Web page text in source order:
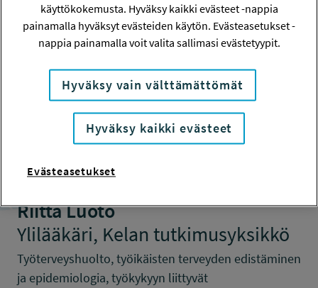
Anne Mäkikangas
Professori & Työelämän
tutkimuskeskuksen johtaja
Työelämätutkimus, työ- ja organisaatiopsykologia
Tampereen yliopisto
Jäsen 2023-2026 puheenjohtaja 2025 – 2026
Riitta Luoto
Ylilääkäri, Kelan tutkimusyksikkö
Työterveyshuolto, työikäisten terveyden edistäminen
ja epidemiologia, työkykyyn liittyvät
käyttökokemusta. Hyväksy kaikki evästeet -nappia
painamalla hyväksyt evästeiden käytön. Evästeasetukset -
nappia painamalla voit valita sallimasi evästetyypit.
Hyväksy vain välttämättömät
Hyväksy kaikki evästeet
Evästeasetukset